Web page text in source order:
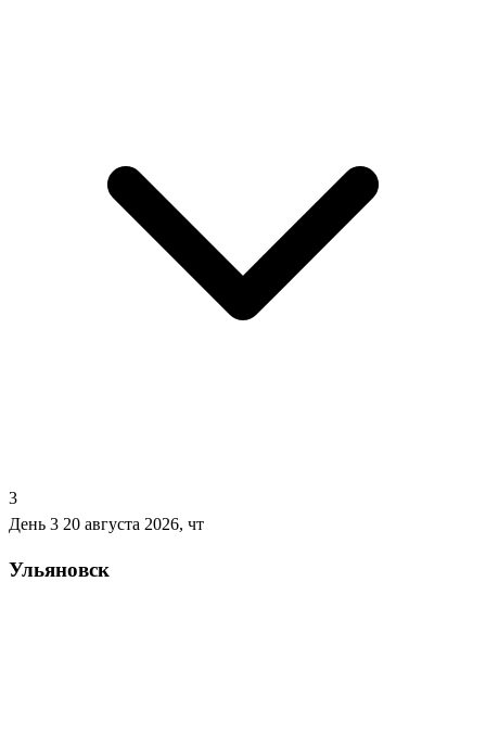
3
День 3 20 августа 2026, чт
Ульяновск